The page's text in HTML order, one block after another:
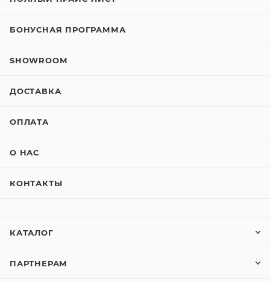
БОНУСНАЯ ПРОГРАММА
SHOWROOM
ДОСТАВКА
ОПЛАТА
О НАС
КОНТАКТЫ
КАТАЛОГ
ПАРТНЕРАМ